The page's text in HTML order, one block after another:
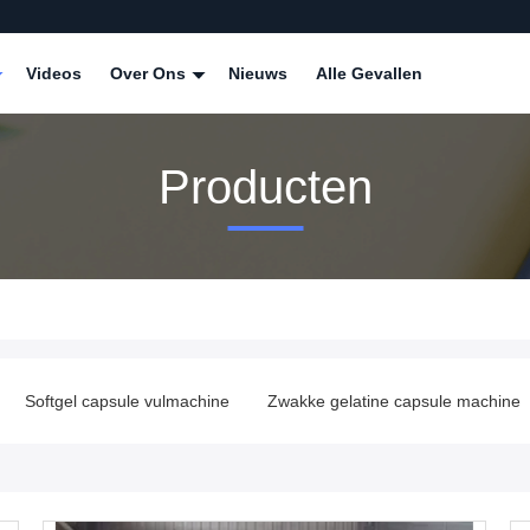
Videos Over Ons Nieuws Alle Gevallen
Producten
vulmachine Zwakke gelatine capsule machine Soft gel